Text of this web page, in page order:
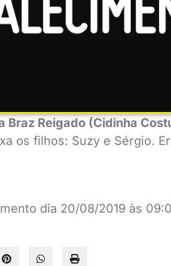
Braz Reigado (Cidinha
os filhos: Suzy e Sérgio.
dia 20/08/2019 às